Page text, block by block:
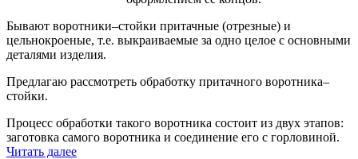
Бывают воротники–стойки притачные (отрезные) и
цельнокроеные, т.е. выкраиваемые за одно целое с основными
деталями изделия.
Предлагаю рассмотреть обработку притачного воротника–
стойки.
Процесс обработки такого воротника состоит из двух этапов:
заготовка самого воротника и соединение его с горловиной.
Читать далее«Притачной